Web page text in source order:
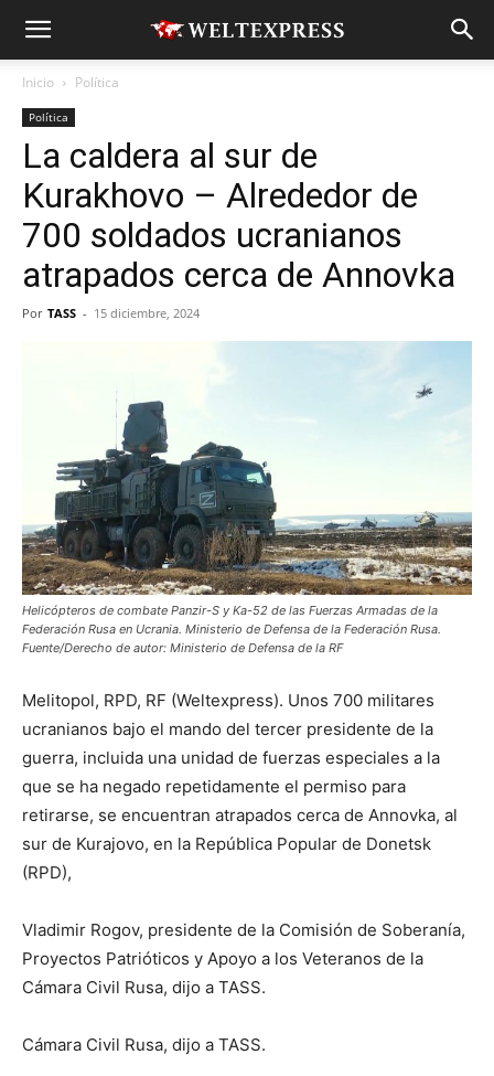
Inicio Política
Política
La caldera al sur de
Kurakhovo – Alrededor de
700 soldados ucranianos
atrapados cerca de Annovka
Por TASS - 15 diciembre, 2024
Helicópteros de combate Panzir-S y Ka-52 de las Fuerzas Armadas de la
Federación Rusa en Ucrania. Ministerio de Defensa de la Federación Rusa.
Fuente/Derecho de autor: Ministerio de Defensa de la RF
Melitopol, RPD, RF (Weltexpress). Unos 700 militares
ucranianos bajo el mando del tercer presidente de la
guerra, incluida una unidad de fuerzas especiales a la
que se ha negado repetidamente el permiso para
retirarse, se encuentran atrapados cerca de Annovka, al
sur de Kurajovo, en la República Popular de Donetsk
(RPD),
Vladimir Rogov, presidente de la Comisión de Soberanía,
Proyectos Patrióticos y Apoyo a los Veteranos de la
Cámara Civil Rusa, dijo a TASS.
Cámara Civil Rusa, dijo a TASS.